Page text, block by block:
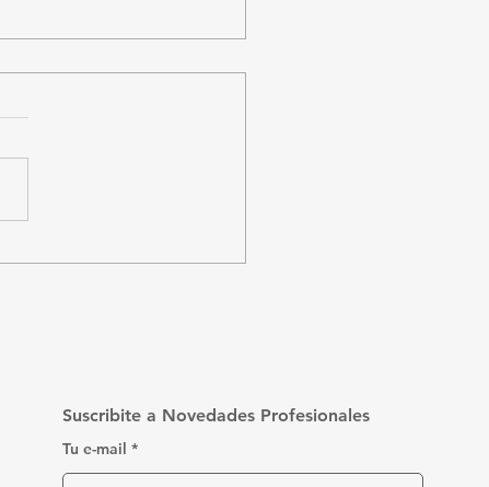
funciona el IRPF
Tu e-mail
Suscribite a Novedades Profesionales